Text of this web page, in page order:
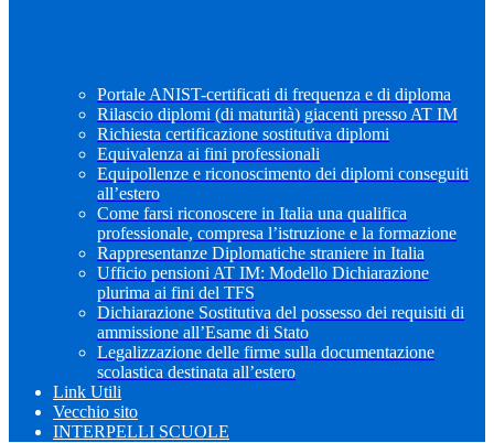
Portale ANIST-certificati di frequenza e di diploma
Rilascio diplomi (di maturità) giacenti presso AT IM
Richiesta certificazione sostitutiva diplomi
Equivalenza ai fini professionali
Equipollenze e riconoscimento dei diplomi conseguiti
all’estero
Come farsi riconoscere in Italia una qualifica
professionale, compresa l’istruzione e la formazione
Rappresentanze Diplomatiche straniere in Italia
Ufficio pensioni AT IM: Modello Dichiarazione
plurima ai fini del TFS
Dichiarazione Sostitutiva del possesso dei requisiti di
ammissione all’Esame di Stato
Legalizzazione delle firme sulla documentazione
scolastica destinata all’estero
Link Utili
Vecchio sito
INTERPELLI SCUOLE